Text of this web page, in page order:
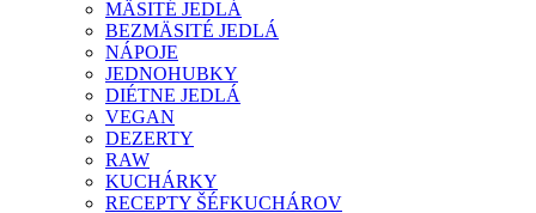
MÄSITÉ JEDLÁ
BEZMÄSITÉ JEDLÁ
NÁPOJE
JEDNOHUBKY
DIÉTNE JEDLÁ
VEGAN
DEZERTY
RAW
KUCHÁRKY
RECEPTY ŠÉFKUCHÁROV